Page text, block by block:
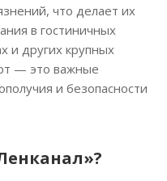
что делает их
в гостиничных
и других крупных
— это важные
и безопасности